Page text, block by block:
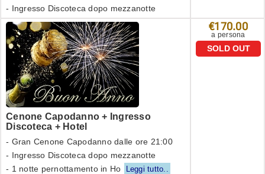
- Ingresso Discoteca dopo mezzanotte
Cenone Capodanno + Ingresso
Discoteca + Hotel
- Gran Cenone Capodanno dalle ore 21:00
- Ingresso Discoteca dopo mezzanotte
- 1 notte pernottamento in Ho
Leggi tutto..
€170.00
a persona
SOLD OUT